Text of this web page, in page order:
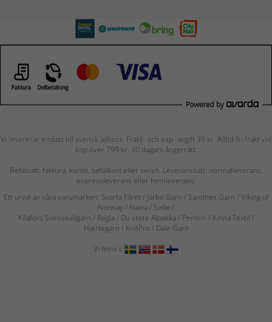
Vi levererar endast till svensk adress. Frakt- och exp.-avgift 39 kr. Alltid fri frakt vid
köp över 799 kr. 30 dagars ångerrätt.
Betalsätt: faktura, konto, betalkort eller swish. Leveranssätt: normalleverans,
expressleverans eller hemleverans.
Ett urval av våra varumärken: Svarta Fåret / Järbo Garn / Sandnes Garn / Viking of
Norway / Navia/ Sofie /
Kilafors Svenskullgarn / Regia / Du store Alpakka / Permin / Kinna Textil /
Hjertegarn / KnitPro / Dale Garn
Vi finns i: